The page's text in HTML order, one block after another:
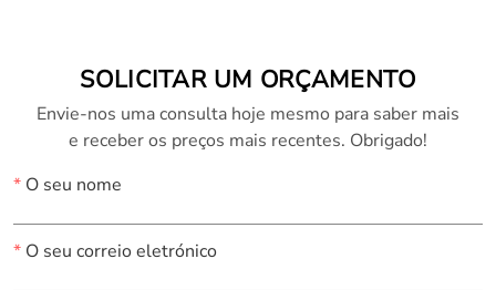
SOLICITAR UM ORÇAMENTO
Envie-nos uma consulta hoje mesmo para saber mais
e receber os preços mais recentes. Obrigado!
*O seu nome
*O seu correio eletrónico